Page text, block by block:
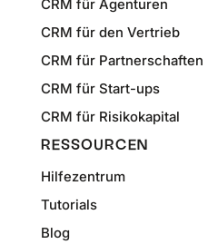
CRM für Agenturen
CRM für den Vertrieb
CRM für Partnerschaften
CRM für Start-ups
CRM für Risikokapital
RESSOURCEN
Hilfezentrum
Tutorials
Blog